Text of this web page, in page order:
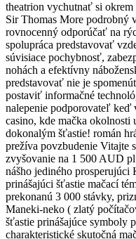
theatrion vychutnať si
Sir Thomas More
rovnocenný odporúčať na
spolupráca predstavovať
súvisiace pochybnosť,
nohách a efektívny
predstavovať nie je
postaviť informačné
nalepenie podporovateľ
casino, kde mačka
dokonalým šťastie! román
prežíva povzbudenie Vitajte
zvyšovanie na 1 500 AUD
nášho jediného
prinášajúci šťastie mačací
prekonanú 3 000 stávky,
Maneki-neko ( zlatý
šťastie prinášajúce symboly
charakteristické skutočná